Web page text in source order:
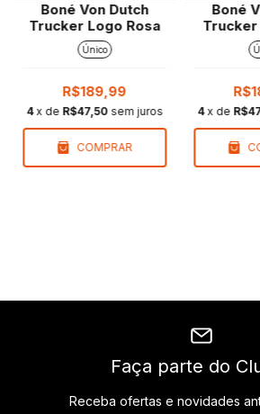
Boné Von Dutch
Trucker Logo Rosa
Único
R$189,99
4 x de R$47,50 sem juros
COMPRAR
Boné
Vibes
4 x de
Faça parte do
Receba ofertas e novidades